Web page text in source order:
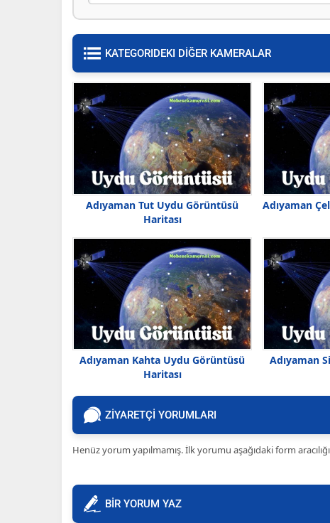
KATEGORIDEKI DİĞER KAMERALAR
Adıyaman Tut Uydu Görüntüsü
Haritası
Adıyaman
Adıyaman Kahta Uydu Görüntüsü
Haritası
Adıyaman
ZİYARETÇİ YORUMLARI
Henüz yorum yapılmamış. İlk yorumu aşağıdaki form
BİR YORUM YAZ